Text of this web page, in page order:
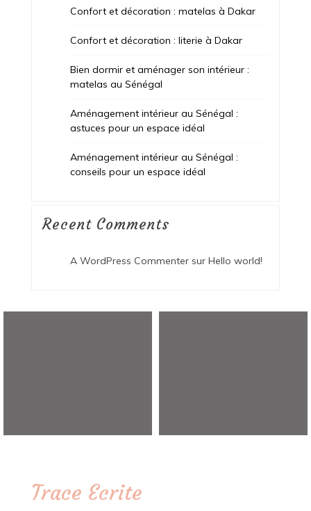
Confort et décoration : matelas à Dakar
Confort et décoration : literie à Dakar
Bien dormir et aménager son intérieur :
matelas au Sénégal
Aménagement intérieur au Sénégal :
astuces pour un espace idéal
Aménagement intérieur au Sénégal :
conseils pour un espace idéal
Recent Comments
A WordPress Commentersur Hello world!
Trace Ecrite